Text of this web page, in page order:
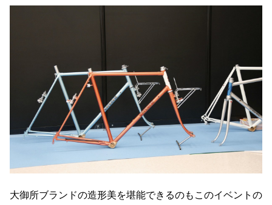
大御所ブランドの造形美を堪能できるのもこのイベントの